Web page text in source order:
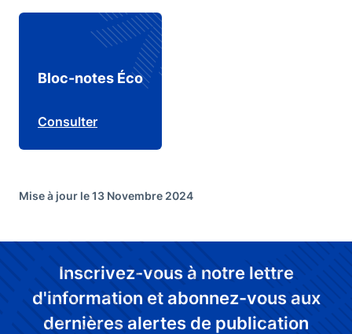
Bloc-notes Éco
Consulter
Mise à jour le 13 Novembre 2024
Inscrivez-vous à notre lettre
d'information et abonnez-vous aux
dernières alertes de publication